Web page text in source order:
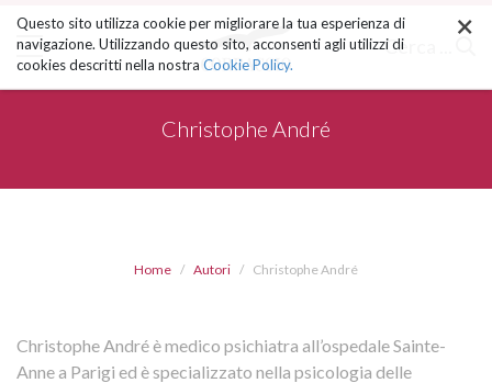
ai
contenuti.
|
Salta
Cerca ... ×
Questo sito utilizza cookie per migliorare la tua esperienza di
navigazione. Utilizzando questo sito, acconsenti agli utilizzi di
cookies descritti nella nostra Cookie Policy.
Christophe André
Home Autori Christophe André
Christophe André è medico psichiatra all’ospedale Sainte-
Anne a Parigi ed è specializzato nella psicologia delle